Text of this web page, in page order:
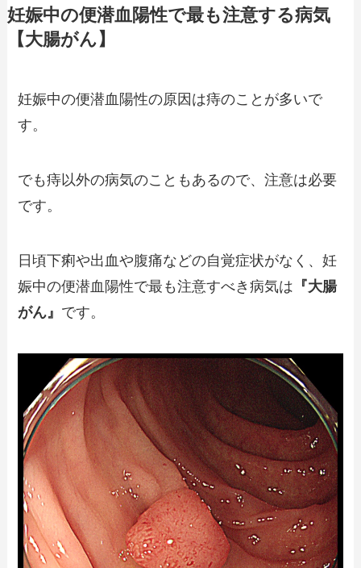
妊娠中の便潜血陽性で最も注意する病気
【大腸がん】
妊娠中の便潜血陽性の原因は痔のことが多いで
す。
でも痔以外の病気のこともあるので、注意は必要
です。
日頃下痢や出血や腹痛などの自覚症状がなく、妊
娠中の便潜血陽性で最も注意すべき病気は 『大腸
がん』 です。